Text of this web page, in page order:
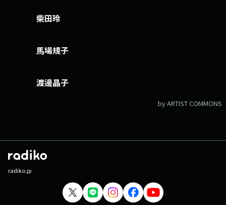
柴田玲
馬場規子
渡邊晶子
by ARTIST COMMONS
radiko.jp